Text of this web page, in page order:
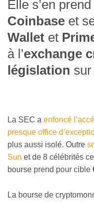
Elle s’en
Coinbase et
Wallet et
à l’exchange
législation
La SEC a enfoncé
presque office
plus aussi isolé. Outre
Sun et de 8 célébrités
bourse prend pour cible
La bourse de